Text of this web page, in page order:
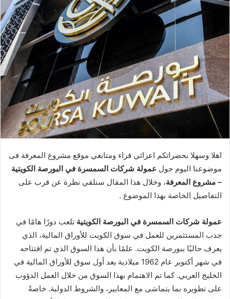
اهلا وسهلا بحضراتكم اعزائي قراء ومتابعي موقع مشروع المعرفة فى
موضوعنا اليوم حول عمولة شركات السمسرة في البورصة الكويتية
– مشروع المعرفة، وخلال هذا المقال سنلقي نظرة عن قرب على
التفاصيل الخاصة بهذا الموضوع .
عمولة شركات السمسرة في البورصة الكويتية تلعب دورًا هامًا في
جذب المستثمرين للعمل في سوق الكويت للأوراق المالية، الذي
يعرف حاليًا ببورصة الكويت. علمًا بأن هذا السوق الذي تم افتتاحه
في شهر أكتوبر عام 1962 ميلادية يعد أول سوق للأوراق المالية في
الخليج العربي. كما تم الاهتمام بهذا السوق من خلال العمل الدؤوب
على تطويره بما يتماشى مع المعايير، والشروط الدولية. خاصةً